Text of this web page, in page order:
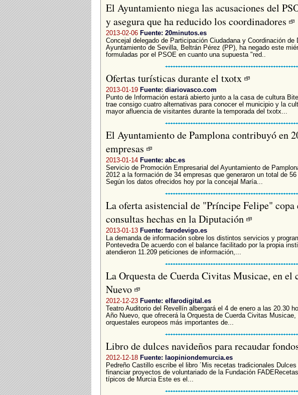
El Ayuntamiento niega las acusaciones del
y asegura que ha reducido los coordinadores
2013-02-06 Fuente: 20minutos.es
Concejal delegado de Participación Ciudadana y Coordinación de
Ayuntamiento de Sevilla, Beltrán Pérez (PP), ha negado este
formuladas por el PSOE en cuanto una supuesta "red..
Ofertas turísticas durante el txotx
2013-01-19 Fuente: diariovasco.com
Punto de Información estará abierto junto a la casa de cultura
trae consigo cuatro alternativas para conocer el municipio y la
mayor afluencia de visitantes durante la temporada del txotx...
El Ayuntamiento de Pamplona contribuyó en
empresas
2013-01-14 Fuente: abc.es
Servicio de Promoción Empresarial del Ayuntamiento de
2012 a la formación de 34 empresas que generaron un total de
Según los datos ofrecidos hoy por la concejal María...
La oferta asistencial de "Príncipe Felipe" copa
consultas hechas en la Diputación
2013-01-13 Fuente: farodevigo.es
La demanda de información sobre los distintos servicios y
Pontevedra De acuerdo con el balance facilitado por la propia
atendieron 11.209 peticiones de información,...
La Orquesta de Cuerda Civitas Musicae, en el
Nuevo
2012-12-23 Fuente: elfarodigital.es
Teatro Auditorio del Revellín albergará el 4 de enero a las 20.30
Año Nuevo, que ofrecerá la Orquesta de Cuerda Civitas
orquestales europeos más importantes de...
Libro de dulces navideños para recaudar
2012-12-18 Fuente: laopiniondemurcia.es
Pedreño Castillo escribe el libro ´Mis recetas tradicionales Dulces
financiar proyectos de voluntariado de la Fundación
típicos de Murcia Este es el...